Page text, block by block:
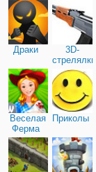
Драки
3D-
стрелялки
Веселая
Ферма
Приколы